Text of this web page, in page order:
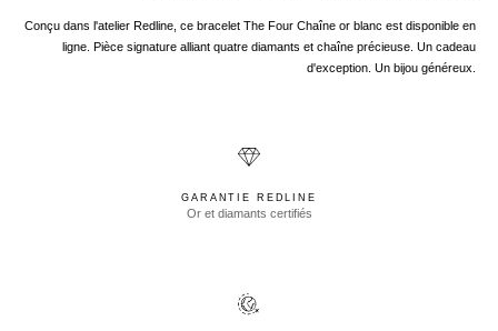
Conçu dans l'atelier Redline, ce bracelet The Four Chaîne or blanc est disponible en
ligne. Pièce signature alliant quatre diamants et chaîne précieuse. Un cadeau
d'exception. Un bijou généreux.
GARANTIE REDLINE
Or et diamants certifiés